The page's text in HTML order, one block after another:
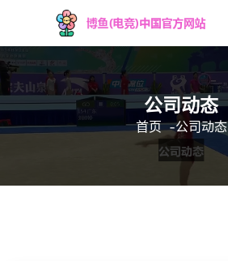
公司动态
首页 -公司动态